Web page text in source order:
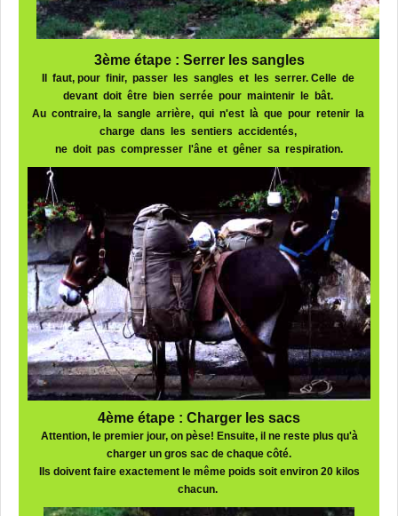
3ème étape : Serrer les sangles
Il faut, pour finir, passer les sangles et les serrer. Celle de
devant doit être bien serrée pour maintenir le bât.
Au contraire, la sangle arrière, qui n'est là que pour retenir la
charge dans les sentiers accidentés,
ne doit pas compresser l'âne et gêner sa respiration.
4ème étape : Charger les sacs
Attention, le premier jour, on pèse! Ensuite, il ne reste plus qu'à
charger un gros sac de chaque côté.
Ils doivent faire exactement le même poids soit environ 20 kilos
chacun.